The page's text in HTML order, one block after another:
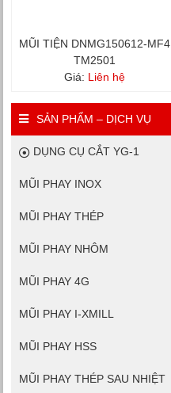
MŨI TIỆN DNMG150612-MF4
TM2501
Giá: Liên hệ
SẢN PHẨM – DỊCH VỤ
DỤNG CỤ CẮT YG-1
MŨI PHAY INOX
MŨI PHAY THÉP
MŨI PHAY NHÔM
MŨI PHAY 4G
MŨI PHAY I-XMILL
MŨI PHAY HSS
MŨI PHAY THÉP SAU NHIỆT